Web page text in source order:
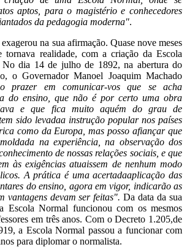
aptos, para o magistério e conhecedores
da pedagogia moderna".
na sua afirmação. Quase nove meses
tornava realidade, com a criação da Escola
No dia 14 de julho de 1892, na abertura do
o Governador Manoel Joaquim Machado
prazer em comunicar-vos que se acha
do ensino, que não é por certo uma obra
e que fica muito aquém do grau de
sido levadaa instrução popular nos países
como da Europa, mas posso afiançar que
na experiência, na observação dos
de nossas relações sociais, e que
às exigências atuaissem de nenhum modo
A prática é uma acertadaaplicação das
do ensino, agora em vigor, indicarão as
vantagens devam ser feitas". Da data da sua
Escola Normal funcionou com os mesmos
em três anos. Com o Decreto 1.205,de
a Escola Normal passou a funcionar com
para diplomar o normalista.